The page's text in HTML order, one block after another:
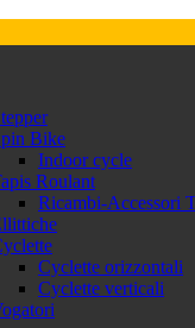
Bike
Indoor cycle
Roulant
Ricambi-Accessori
Cyclette orizzontali
Cyclette verticali